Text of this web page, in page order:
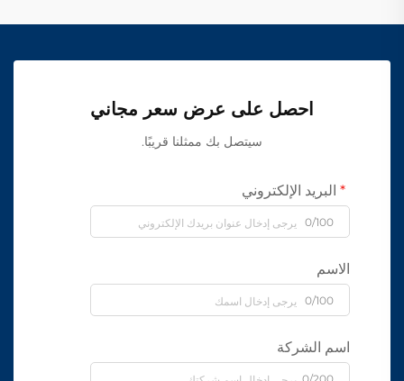
احصل على عرض سعر مجاني
سيتصل بك ممثلنا قريبًا.
البريد الإلكتروني
0/100
الاسم
0/100
اسم الشركة